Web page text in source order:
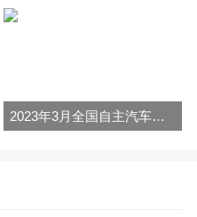
2023年3月全国自主汽车品牌销量排行榜完整版